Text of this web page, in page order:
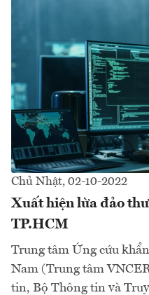
Chủ Nhật, 02-10-2022
Xuất hiện lừa đảo
TP.HCM
Trung tâm Ứng cứu
Nam (Trung tâm
tin, Bộ Thông tin và